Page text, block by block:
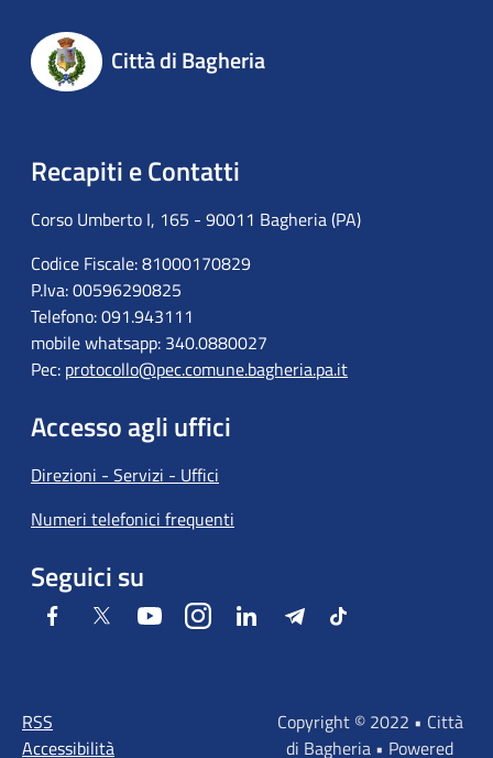
Città di Bagheria
Recapiti e Contatti
Corso Umberto I, 165 - 90011 Bagheria (PA)
Codice Fiscale: 81000170829
P.Iva: 00596290825
Telefono: 091.943111
mobile whatsapp: 340.0880027
Pec: protocollo@pec.comune.bagheria.pa.it
Accesso agli uffici
Direzioni - Servizi - Uffici
Numeri telefonici frequenti
Seguici su
Facebook Twitter YoutubeInstagramLinkedIn TelegramTiktok
RSS
Accessibilità
Copyright © 2022 • Città
di Bagheria • Powered